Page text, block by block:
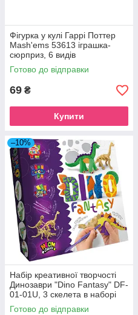
Фігурка у кулі Гаррі Поттер
Mash'ems 53613 іграшка-
сюрприз, 6 видів
Готово до відправки
69 ₴
Купити
–10%
Набір креативної творчості
Динозаври "Dino Fantasy" DF-
01-01U, 3 скелета в наборі
Диметродон
Готово до відправки